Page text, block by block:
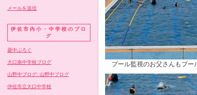
メールを送信
伊佐市内小・中学校のブロ
グ
菱中ぶろぐ
大口南中学校ブログ
山野中ブログ: 山野中ブログ
伊佐市立大口中学校
プール監視のお父さんもプー